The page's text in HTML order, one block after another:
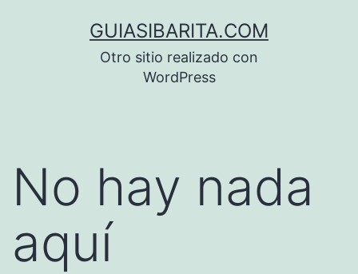
GUIASIBARITA.COM
Otro sitio realizado con
WordPress
No hay nada
aquí